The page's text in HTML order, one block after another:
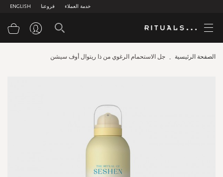
ENGLISH فروعنا خدمة العملاء
الصفحة الرئيسية جل الاستحمام الرغوي من ذا ريتوال أوف سيشن